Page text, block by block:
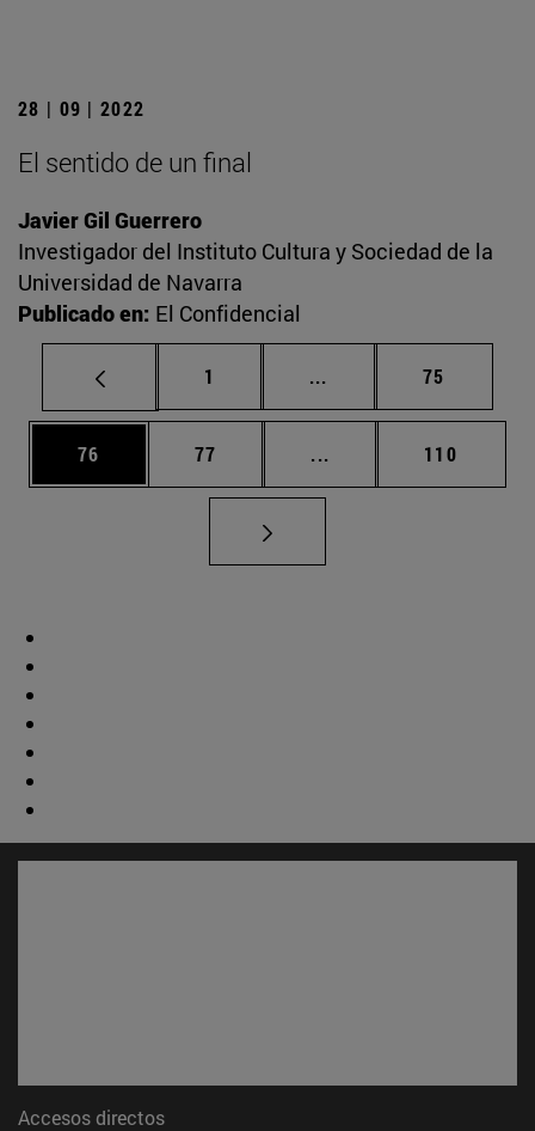
28 | 09 | 2022
El sentido de un final
Javier Gil Guerrero
Investigador del Instituto Cultura y Sociedad de la
Universidad de Navarra
Publicado en: El Confidencial
Página
1 ... Páginas intermedias
Página
75
Página
76 Página
77 ... Páginas intermedias
Página
110
Accesos directos